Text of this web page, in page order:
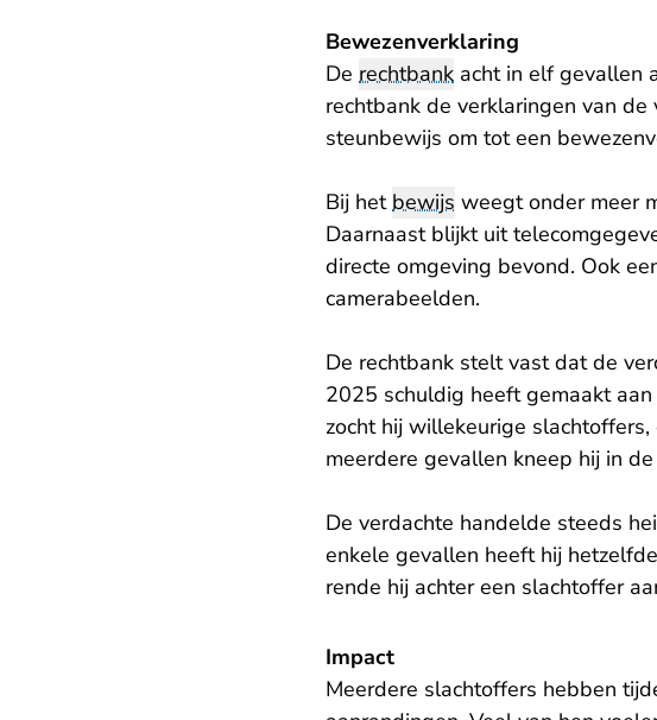
Bewezenverklaring
De rechtbank acht in elf gevallen
rechtbank de verklaringen van
steunbewijs om tot een
Bij hetbewijs weegt onder meer
Daarnaast blijkt uit
directe omgeving bevond. Ook
camerabeelden.
De rechtbank stelt vast dat de
2025 schuldig heeft gemaakt
zocht hij willekeurige
meerdere gevallen kneep hij in
De verdachte handelde steeds
enkele gevallen heeft hij
rende hij achter een slachtoffer
Impact
Meerdere slachtoffers hebben